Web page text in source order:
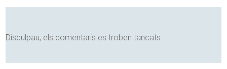
Disculpau, els comentaris es troben tancats